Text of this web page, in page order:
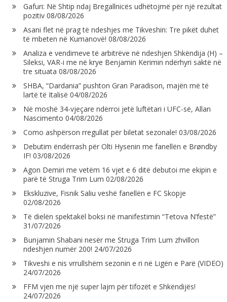
Gafuri: Në Shtip ndaj Bregallnicës udhëtojmë për një rezultat
pozitiv 08/08/2026
Asani flet në prag të ndeshjes me Tikveshin: Tre pikët duhet
të mbeten në Kumanovë! 08/08/2026
Analiza e vendimeve të arbitrëve në ndeshjen Shkëndija (H) –
Sileksi, VAR-i me në krye Benjamin Kerimin ndërhyri saktë në
tre situata 08/08/2026
SHBA, “Dardania” pushton Gran Paradison, majën më të
lartë të Italisë 04/08/2026
Në moshë 34-vjeçare ndërroi jetë luftëtari i UFC-së, Allan
Nascimento 04/08/2026
Como ashpërson rregullat për biletat sezonale! 03/08/2026
Debutim ëndërrash për Olti Hysenin me fanellën e Brøndby
IF! 03/08/2026
Agon Demiri me vetëm 16 vjet e 6 ditë debutoi me ekipin e
parë të Struga Trim Lum 02/08/2026
Ekskluzive, Fisnik Saliu veshë fanellën e FC Skopje
02/08/2026
Të dielën spektakël boksi në manifestimin “Tetova N’festë”
31/07/2026
Bunjamin Shabani nesër me Struga Trim Lum zhvillon
ndeshjen numër 200! 24/07/2026
Tikveshi e nis vrrullshëm sezonin e ri në Ligën e Parë (VIDEO)
24/07/2026
FFM vjen me një super lajm për tifozët e Shkëndijës!
24/07/2026